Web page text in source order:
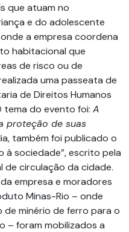
que atuam no
e do adolescente
a empresa coordena
habitacional que
de risco ou de
uma passeata de
de Direitos Humanos
tema do evento foi: A
proteção de suas
também foi publicado o
à sociedade”, escrito pela
de circulação da cidade.
empresa e moradores
Minas-Rio – onde
minério de ferro para o
– foram mobilizados a